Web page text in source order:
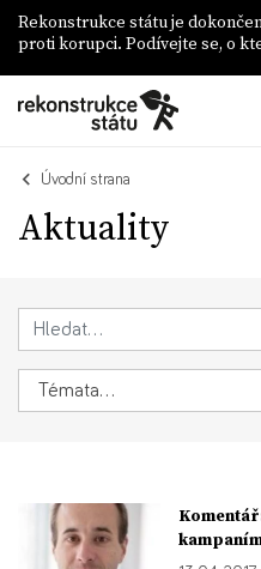
Rekonstrukce státu je
proti korupci. Podívejte se, o
Úvodní strana
Aktuality